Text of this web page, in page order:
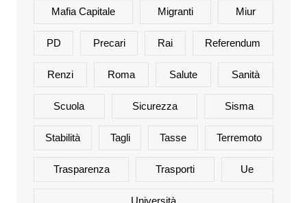
Mafia Capitale Migranti Miur
PD Precari Rai Referendum
Renzi Roma Salute Sanità
Scuola Sicurezza Sisma
Stabilità Tagli Tasse Terremoto
Trasparenza Trasporti Ue